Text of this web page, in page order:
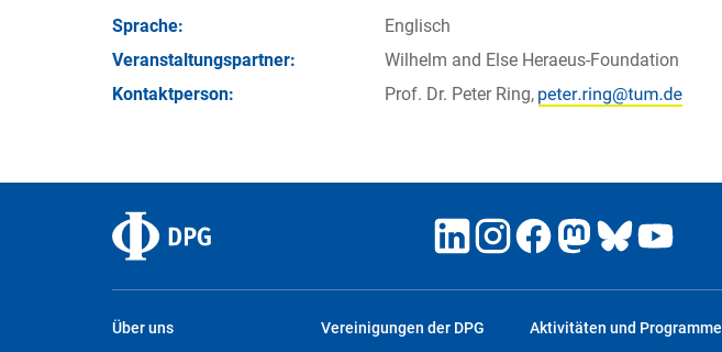
Sprache:
Englisch
Veran­staltungs­partner:
Wilhelm and Else Heraeus-Foundation
Kontakt­person:
Prof. Dr. Peter Ring,
Über uns Vereinigungen der DPG Aktivitäten und Programme